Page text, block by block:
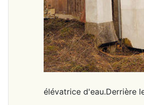
élévatrice d'eau.Derrière